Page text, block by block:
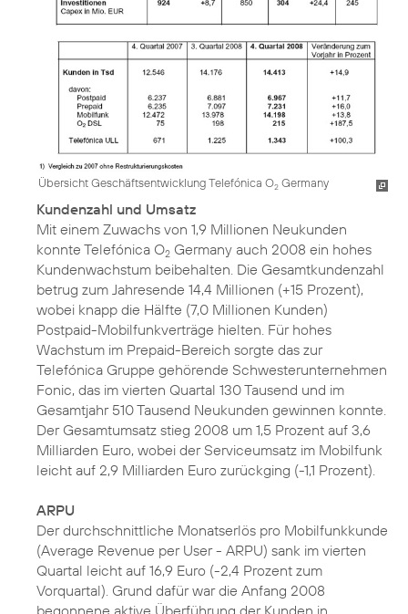
Übersicht Geschäftsentwicklung Telefónica O2 Germany
Kundenzahl und Umsatz
Mit einem Zuwachs von 1,9 Millionen Neukunden
konnte Telefónica O2 Germany auch 2008 ein hohes
Kundenwachstum beibehalten. Die Gesamtkundenzahl
betrug zum Jahresende 14,4 Millionen (+15 Prozent),
wobei knapp die Hälfte (7,0 Millionen Kunden)
Postpaid-Mobilfunkverträge hielten. Für hohes
Wachstum im Prepaid-Bereich sorgte das zur
Telefónica Gruppe gehörende Schwesterunternehmen
Fonic, das im vierten Quartal 130 Tausend und im
Gesamtjahr 510 Tausend Neukunden gewinnen konnte.
Der Gesamtumsatz stieg 2008 um 1,5 Prozent auf 3,6
Milliarden Euro, wobei der Serviceumsatz im Mobilfunk
leicht auf 2,9 Milliarden Euro zurückging (-1,1 Prozent).
ARPU
Der durchschnittliche Monatserlös pro Mobilfunkkunde
(Average Revenue per User - ARPU) sank im vierten
Quartal leicht auf 16,9 Euro (-2,4 Prozent zum
Vorquartal). Grund dafür war die Anfang 2008